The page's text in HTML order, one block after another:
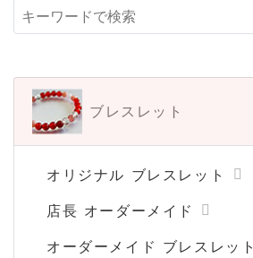
ブレスレット
オリジナル ブレスレット
店長 オーダーメイド
オーダーメイド ブレスレット